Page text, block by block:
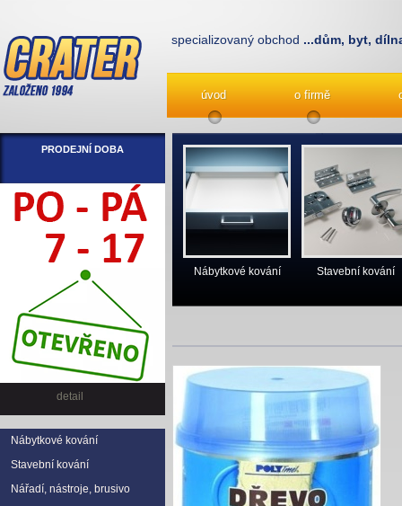
úvod o firmě
specializovaný obchod ...dům, byt,
PRODEJNÍ DOBA
detail
Nábytkové kování
Stavební kování
Nářadí, nástroje, brusivo
Nábytkové kování Stavební kování